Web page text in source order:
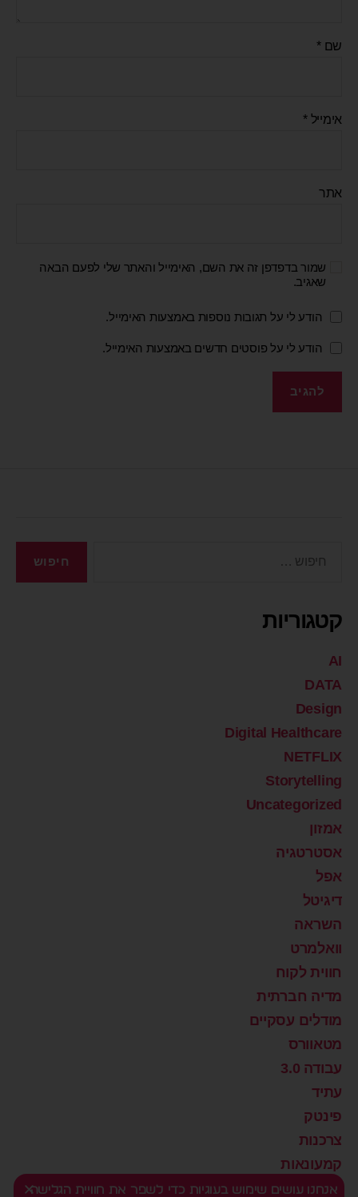
שם*
אימייל*
אתר
שמור בדפדפן זה את השם, האימייל והאתר שלי לפעם הבאה
שאגיב.
הודע לי על תגובות נוספות באמצעות האימייל.
הודע לי על פוסטים חדשים באמצעות האימייל.
קטגוריות
AI
DATA
Design
Digital Healthcare
NETFLIX
Storytelling
Uncategorized
אמזון
אסטרטגיה
אפל
דיגיטל
השראה
וואלמרט
חווית לקוח
מדיה חברתית
מודלים עסקיים
מטאוורס
עבודה 3.0
עתיד
פינטק
צרכנות
קמעונאות
רוצים שינוי?
אנחנו עושים שימוש בעוגיות כדי לשפר את חוויית הגלישה